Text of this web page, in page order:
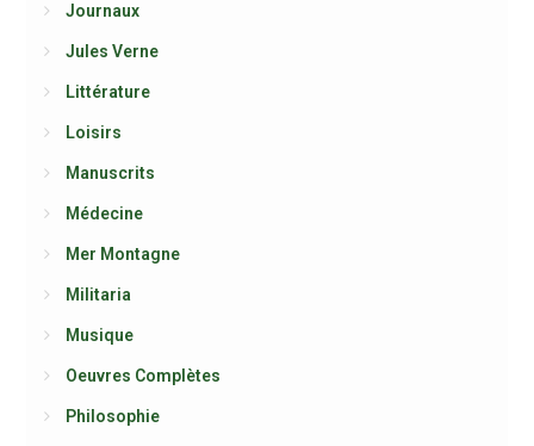
Journaux
Jules Verne
Littérature
Loisirs
Manuscrits
Médecine
Mer Montagne
Militaria
Musique
Oeuvres Complètes
Philosophie